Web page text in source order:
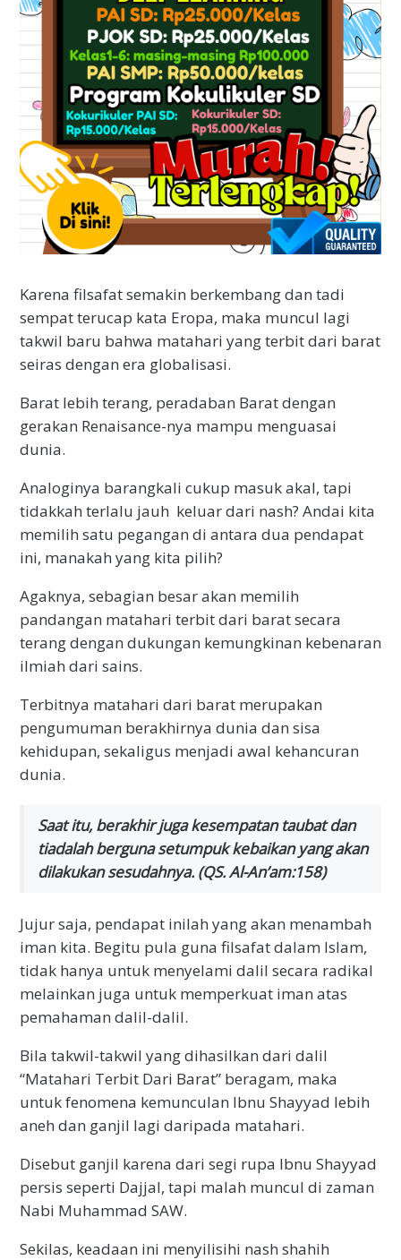
Karena filsafat semakin berkembang dan tadi
sempat terucap kata Eropa, maka muncul lagi
takwil baru bahwa matahari yang terbit dari barat
seiras dengan era globalisasi.
Barat lebih terang, peradaban Barat dengan
gerakan Renaisance-nya mampu menguasai
dunia.
Analoginya barangkali cukup masuk akal, tapi
tidakkah terlalu jauh keluar dari nash? Andai kita
memilih satu pegangan di antara dua pendapat
ini, manakah yang kita pilih?
Agaknya, sebagian besar akan memilih
pandangan matahari terbit dari barat secara
terang dengan dukungan kemungkinan kebenaran
ilmiah dari sains.
Terbitnya matahari dari barat merupakan
pengumuman berakhirnya dunia dan sisa
kehidupan, sekaligus menjadi awal kehancuran
dunia.
Saat itu, berakhir juga kesempatan taubat dan
tiadalah berguna setumpuk kebaikan yang akan
dilakukan sesudahnya. (QS. Al-An’am:158)
Jujur saja, pendapat inilah yang akan menambah
iman kita. Begitu pula guna filsafat dalam Islam,
tidak hanya untuk menyelami dalil secara radikal
melainkan juga untuk memperkuat iman atas
pemahaman dalil-dalil.
Bila takwil-takwil yang dihasilkan dari dalil
“Matahari Terbit Dari Barat” beragam, maka
untuk fenomena kemunculan Ibnu Shayyad lebih
aneh dan ganjil lagi daripada matahari.
Disebut ganjil karena dari segi rupa Ibnu Shayyad
persis seperti Dajjal, tapi malah muncul di zaman
Nabi Muhammad SAW.
Sekilas, keadaan ini menyilisihi nash shahih